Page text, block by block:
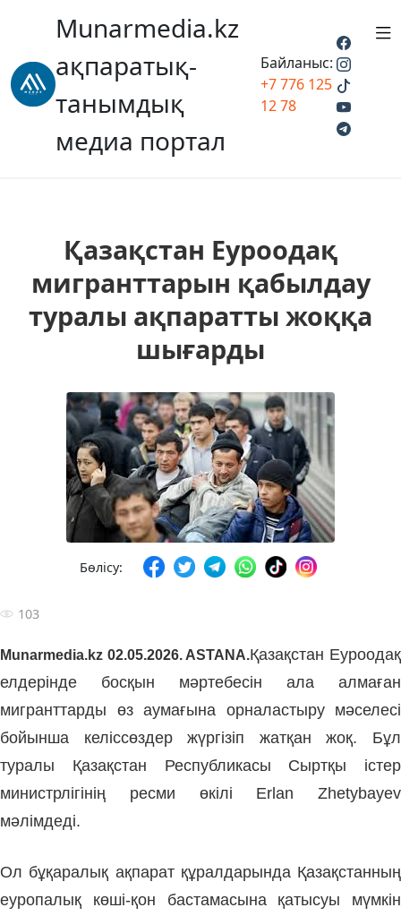
Munarmedia.kz
ақпаратық-
танымдық
медиа портал
Байланыс:
+7 776 125
12 78
Қазақстан Еуроодақ
мигранттарын қабылдау
туралы ақпаратты жоққа
шығарды
Бөлісу:
103
Munarmedia.kz 02.05.2026. ASTANA.Қазақстан Еуроодақ
елдерінде босқын мәртебесін ала алмаған
мигранттарды өз аумағына орналастыру мәселесі
бойынша келіссөздер жүргізіп жатқан жоқ. Бұл
туралы Қазақстан Республикасы Сыртқы істер
министрлігінің ресми өкілі Erlan Zhetybayev
мәлімдеді.
Ол бұқаралық ақпарат құралдарында Қазақстанның
еуропалық көші-қон бастамасына қатысуы мүмкін